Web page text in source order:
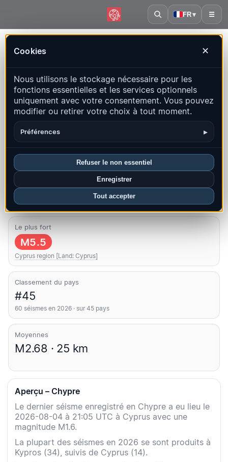
FR▾ ☰
Cookies ✕
Nous utilisons le stockage nécessaire pour les
fonctions essentielles et les services optionnels
uniquement avec votre consentement. Vous pouvez
modifier ou retirer votre choix à tout moment.
Préférences ▸
Refuser le non essentiel
Enregistrer
Tout accepter
Carte en direct, statistiques et événements récents
Ouvrir la carte historique Derniers dans ce pays
Aperçu
FAQ
Séismes ce mois-ci
2
Dernier UTC : 2026-08-04 21:05:03
Le plus fort
M5.5
Cyprus region [Land: Cyprus]
Classement du pays
#45
60 séismes en 2026 · sur 45 pays
Moyennes
M2.68 · 25 km
Aperçu – Chypre
Le dernier séisme enregistré en Chypre a eu lieu le
2026-08-04 à 21:05 UTC à Cyprus avec une
magnitude M1.6.
La plupart des séismes en 2026 se sont produits à
Kypros (34), suivis de Cyprus (14).